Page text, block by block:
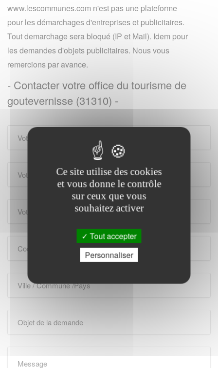
www.lescommunes.com n'est pas une plateforme
pour les démarchages d'entreprises et publicitaires.
Tout demarchage sera bloqué (IP et Mail). Idem pour
les demandes d'objets publicitaires. Nous vous
remercions par avance.
- Contacter votre office du tourisme de
goutevernisse (31310) -
Ce site utilise des cookies
et vous donne le contrôle
sur ceux que vous
souhaitez activer
Tout accepter
Personnaliser